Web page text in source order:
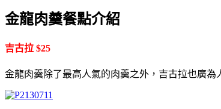
金龍肉羹餐點介紹
吉古拉 $25
金龍肉羹除了最高人氣的肉羹之外，吉古拉也廣